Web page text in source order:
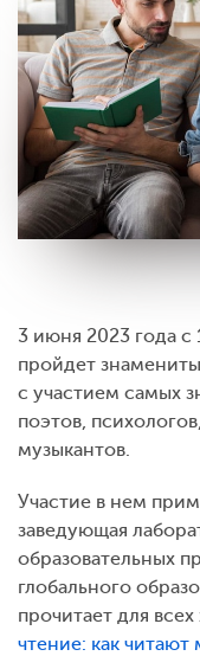
3 июня 2023 года
пройдет
с участием самых
поэтов,
музыкантов.
Участие в нем
заведующая
образовательных
глобального
прочитает для
чтение: как